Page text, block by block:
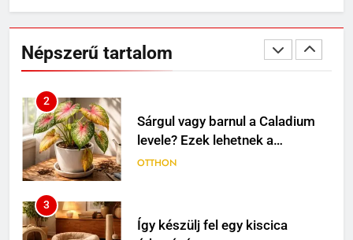
Népszerű tartalom
kiesik a fogad?
MINDENNAPOK
2
Sárgul vagy barnul a Caladium
levele? Ezek lehetnek a
leggyakoribb okok
3
Így készülj fel egy kiscica
érkezésére